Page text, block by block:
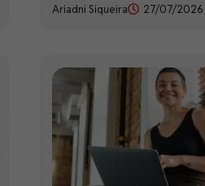
Ariadni Siqueira 27/07/2026